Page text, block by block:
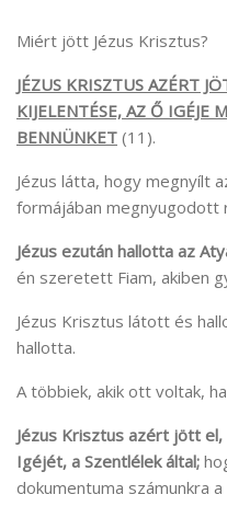
Miért jött Jézus Krisztus?
JÉZUS KRISZTUS AZÉRT
KIJELENTÉSE, AZ Ő IGÉJE
BENNÜNKET (11).
Jézus látta, hogy megnyílt
formájában megnyugodott
Jézus ezután hallotta az
én szeretett Fiam, akiben
Jézus Krisztus látott és
hallotta.
A többiek, akik ott voltak,
Jézus Krisztus azért jött
Igéjét, a Szentlélek által;
dokumentuma számunkra a